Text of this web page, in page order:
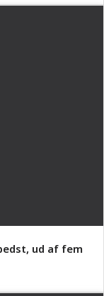
ud af fem